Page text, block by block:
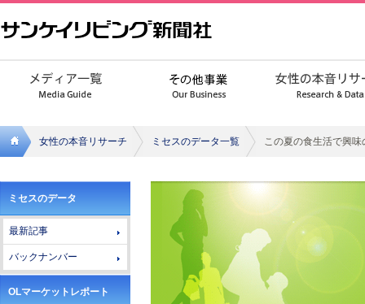
イリビ
ング新
女性の本音リサーチ ミセスのデータ一覧 この夏の食生活で興味
ミセスのデータ
最新記事
バックナンバー
OLマーケットレポート